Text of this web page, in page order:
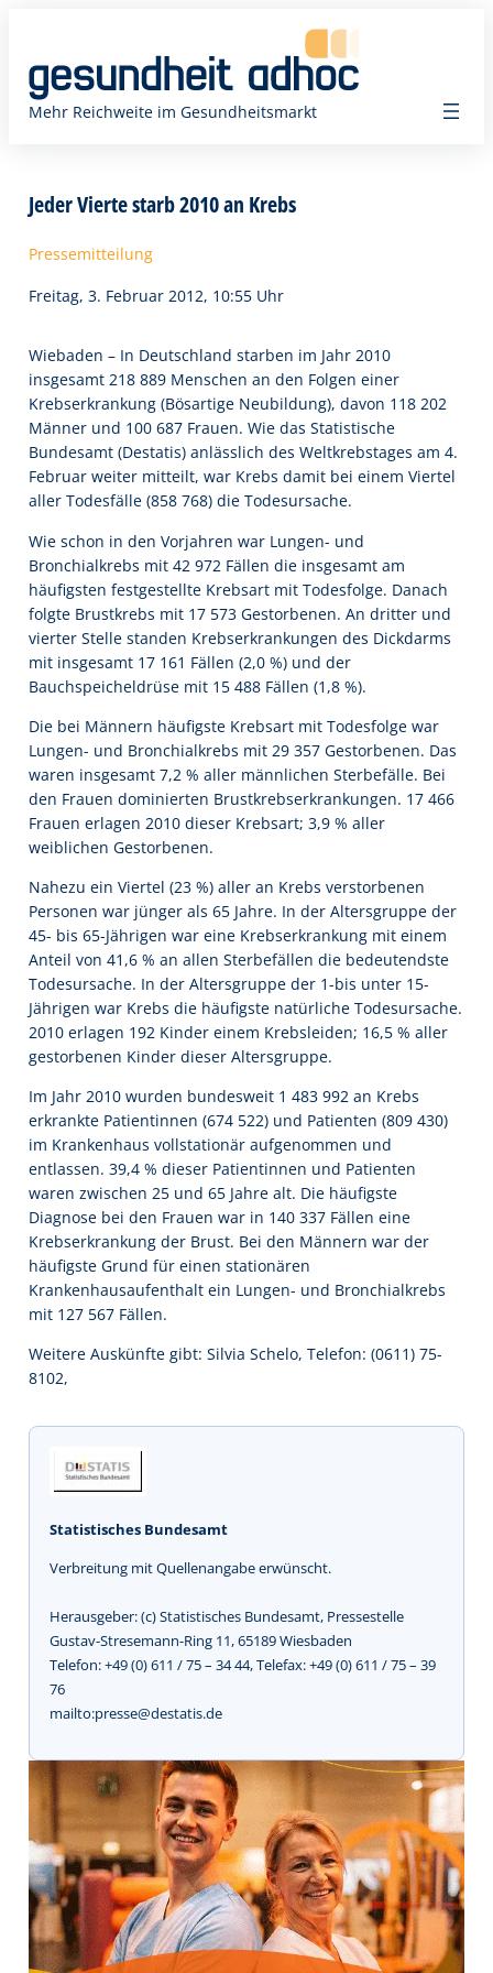
springen
Mehr Reichweite im Gesundheitsmarkt
Jeder Vierte starb 2010 an Krebs
Pressemitteilung
Freitag, 3. Februar 2012, 10:55 Uhr
Wiebaden – In Deutschland starben im Jahr 2010
insgesamt 218 889 Menschen an den Folgen einer
Krebserkrankung (Bösartige Neubildung), davon 118 202
Männer und 100 687 Frauen. Wie das Statistische
Bundesamt (Destatis) anlässlich des Weltkrebstages am 4.
Februar weiter mitteilt, war Krebs damit bei einem Viertel
aller Todesfälle (858 768) die Todesursache.
Wie schon in den Vorjahren war Lungen- und
Bronchialkrebs mit 42 972 Fällen die insgesamt am
häufigsten festgestellte Krebsart mit Todesfolge. Danach
folgte Brustkrebs mit 17 573 Gestorbenen. An dritter und
vierter Stelle standen Krebserkrankungen des Dickdarms
mit insgesamt 17 161 Fällen (2,0 %) und der
Bauchspeicheldrüse mit 15 488 Fällen (1,8 %).
Die bei Männern häufigste Krebsart mit Todesfolge war
Lungen- und Bronchialkrebs mit 29 357 Gestorbenen. Das
waren insgesamt 7,2 % aller männlichen Sterbefälle. Bei
den Frauen dominierten Brustkrebserkrankungen. 17 466
Frauen erlagen 2010 dieser Krebsart; 3,9 % aller
weiblichen Gestorbenen.
Nahezu ein Viertel (23 %) aller an Krebs verstorbenen
Personen war jünger als 65 Jahre. In der Altersgruppe der
45- bis 65-Jährigen war eine Krebserkrankung mit einem
Anteil von 41,6 % an allen Sterbefällen die bedeutendste
Todesursache. In der Altersgruppe der 1-bis unter 15-
Jährigen war Krebs die häufigste natürliche Todesursache.
2010 erlagen 192 Kinder einem Krebsleiden; 16,5 % aller
gestorbenen Kinder dieser Altersgruppe.
Im Jahr 2010 wurden bundesweit 1 483 992 an Krebs
erkrankte Patientinnen (674 522) und Patienten (809 430)
im Krankenhaus vollstationär aufgenommen und
entlassen. 39,4 % dieser Patientinnen und Patienten
waren zwischen 25 und 65 Jahre alt. Die häufigste
Diagnose bei den Frauen war in 140 337 Fällen eine
Krebserkrankung der Brust. Bei den Männern war der
häufigste Grund für einen stationären
Krankenhausaufenthalt ein Lungen- und Bronchialkrebs
mit 127 567 Fällen.
Weitere Auskünfte gibt: Silvia Schelo, Telefon: (0611) 75-
8102,
Statistisches Bundesamt
Verbreitung mit Quellenangabe erwünscht.
Herausgeber: (c) Statistisches Bundesamt, Pressestelle
Gustav-Stresemann-Ring 11, 65189 Wiesbaden
Telefon: +49 (0) 611 / 75 – 34 44, Telefax: +49 (0) 611 / 75 – 39
76
mailto:presse@destatis.de